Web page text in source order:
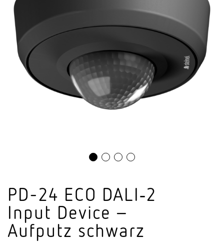
PD-24 ECO DALI‑2
Input Device –
Aufputz schwarz